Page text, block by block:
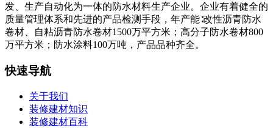
发、生产自动化为一体的防水材料生产企业。企业有着健全的
质量管理体系和先进的产品检测手段，年产能∶改性沥青防水
卷材、自粘沥青防水卷材1500万平方米；高分子防水卷材800
万平方米；防水涂料100万吨，产品品种齐全。
快速导航
关于我们
装修建材知识
装修建材百科